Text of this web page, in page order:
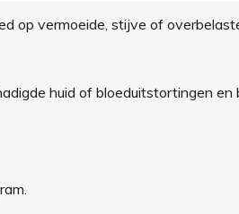
op vermoeide, stijve of
huid of bloeduitstortingen en